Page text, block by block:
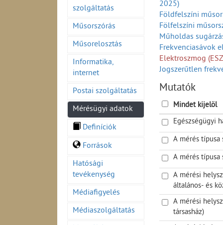
szolgáltatás
Műsorszórás
Műsorelosztás
Informatika,
internet
Postai szolgáltatás
Mérésügyi adatok
Definíciók
Források
Hatósági
tevékenység
Médiafigyelés
Médiaszolgáltatás
2025)
Földfelszíni
Fölfelszíni
Műholdas
Frekvenciasávok
Elektroszmog
Jogszerűtlen
Engedély szerinti
Zavarvizsgálat
Térerősség
Szakhatósági
Berendezések
Mutatók
Mindet kijelöl
Egészségügyi
A mérés
A mérés típusa
A mérési
általános- és
A mérési
társasház)